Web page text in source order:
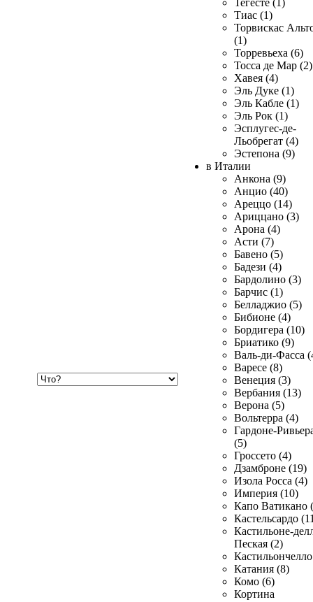
Тегесте (1)
Тиас (1)
Торвискас
(1)
Торревьеха (6)
Тосса де Мар (2)
Хавея (4)
Эль Дуке (1)
Эль Кабле (1)
Эль Рок (1)
Эсплугес-де-
Льобрегат (4)
Эстепона (9)
в Италии
Анкона (9)
Анцио (40)
Ареццо (14)
Ариццано (3)
Арона (4)
Асти (7)
Бавено (5)
Бадези (4)
Бардолино (3)
Барчис (1)
Белладжио (5)
Бибионе (4)
Бордигера (10)
Бриатико (9)
Валь-ди-Фасса
Варесе (8)
Венеция (3)
Вербания (13)
Верона (5)
Вольтерра (4)
Гардоне-
(5)
Гроссето (4)
Дзамброне (19)
Изола Росса (4)
Империя (10)
Капо Ватикано
Кастельсардо
Кастильоне-
Пеская (2)
Катания (8)
Комо (6)
Кортина